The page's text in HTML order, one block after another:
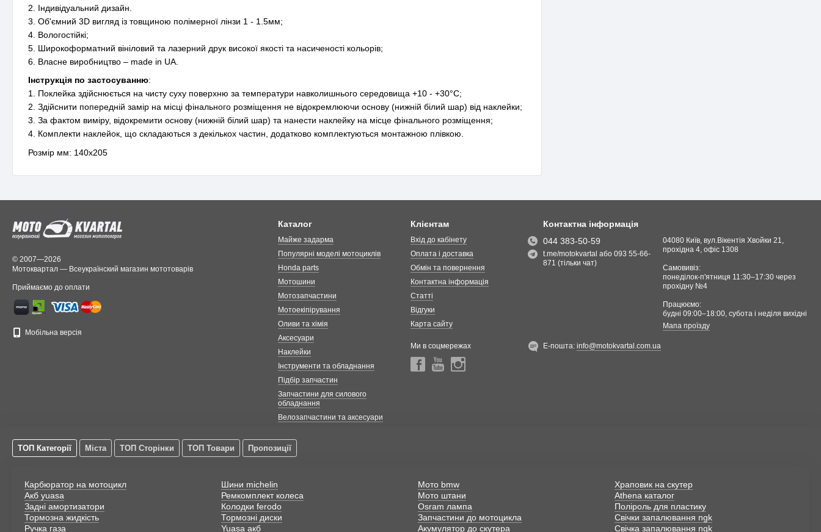
2. Індивідуальний дизайн.
3. Об'ємний 3D вигляд із товщиною полімерної лінзи 1 - 1.5мм;
4. Вологостійкі;
5. Широкоформатний вініловий та лазерний друк високої якості та насиченості кольорів;
6. Власне виробництво – made in UA.
Інструкція по застосуванню:
1. Поклейка здійснюється на чисту суху поверхню за температури навколишнього середовища +10 - +30°С;
2. Здійснити попередній замір на місці фінального розміщення не відокремлюючи основу (нижній білий шар) від наклейки;
3. За фактом виміру, відокремити основу (нижній білий шар) та нанести наклейку на місце фінального розміщення;
4. Комплекти наклейок, що складаються з декількох частин, додатково комплектуються монтажною плівкою.
Розмір мм: 140x205
© 2007—2026
Мотоквартал — Всеукраїнский магазин мототоварів
Приймаємо до оплати
Мобільна версія
Каталог
Майже задарма
Популярні моделі мотоциклів
Honda parts
Мотошини
Мотозапчастини
Мотоекіпірування
Оливи та хімія
Аксесуари
Наклейки
Інструменти та обладнання
Підбір запчастин
Запчастини для силового
обладнання
Велозапчастини та аксесуари
Клієнтам
Вхід до кабінету
Оплата і доставка
Обмін та повернення
Контактна інформація
Статті
Відгуки
Карта сайту
Ми в соцмережах
Контактна інформація
044 383-50-59
t.me/motokvartal або 093 55-66-
871 (тільки чат)
04080 Київ, вул.Вікентія Хвойки 21,
прохідна 4, офіс 1308
Самовивіз:
понеділок-п'ятниця 11:30–17:30 через
прохідну №4
Працюємо:
будні 09:00–18:00, cубота і неділя вихідні
Мапа проїзду
Е-пошта:info@motokvartal.com.ua
ТОП Категорії Міста ТОП Сторінки ТОП Товари Пропозиції
Карбюратор на мотоцикл
Акб yuasa
Задні амортизатори
Тормозна жидкість
Ручка газа
Шини michelin
Ремкомплект колеса
Колодки ferodo
Тормозні диски
Yuasa акб
Мото bmw
Мото штани
Osram лампа
Запчастини до мотоцикла
Акумулятор до скутера
Храповик на скутер
Athena каталог
Поліроль для пластику
Свічки запалювання ngk
Свічка запалювання ngk